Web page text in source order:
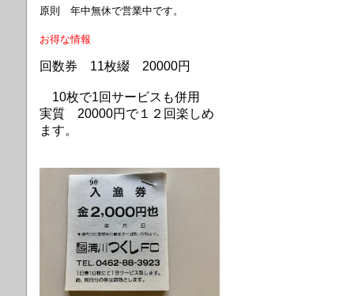
原則 年中無休で営業中です。
お得な情報
回数券 11枚綴 20000円
10枚で1回サービスも併用
実質 20000円で１２回楽しめ
ます。